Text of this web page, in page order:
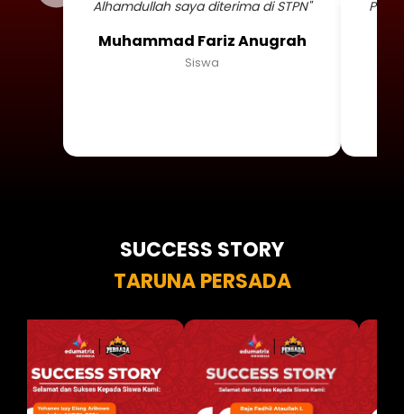
Alhamdullah saya diterima di STPN"
Muhammad Fariz Anugrah
Siswa
SUCCESS STORY
TARUNA PERSADA